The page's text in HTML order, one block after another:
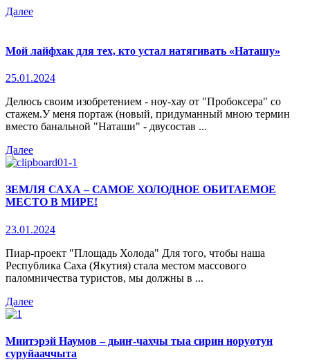
Далее
Мой лайфхак для тех, кто устал натягивать «Наташу»
25.01.2024
Делюсь своим изобретением - ноу-хау от "Пробоксера" со
стажем.У меня портаж (новый, придуманный мною термин
вместо банальной "Наташи" - двусостав ...
Далее
ЗЕМЛЯ САХА – САМОЕ ХОЛОДНОЕ ОБИТАЕМОЕ
МЕСТО В МИРЕ!
23.01.2024
Пиар-проект "Площадь Холода" Для того, чтобы наша
Республика Саха (Якутия) стала местом массового
паломничества туристов, мы должны в ...
Далее
Миитэрэй Наумов – дьиҥ-чахчы тыа сирин норуотун
суруйааччыта